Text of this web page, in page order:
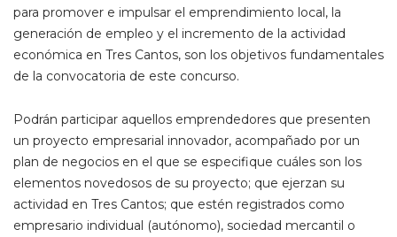
para promover e impulsar el emprendimiento local, la
generación de empleo y el incremento de la actividad
económica en Tres Cantos, son los objetivos fundamentales
de la convocatoria de este concurso.
Podrán participar aquellos emprendedores que presenten
un proyecto empresarial innovador, acompañado por un
plan de negocios en el que se especifique cuáles son los
elementos novedosos de su proyecto; que ejerzan su
actividad en Tres Cantos; que estén registrados como
empresario individual (autónomo), sociedad mercantil o